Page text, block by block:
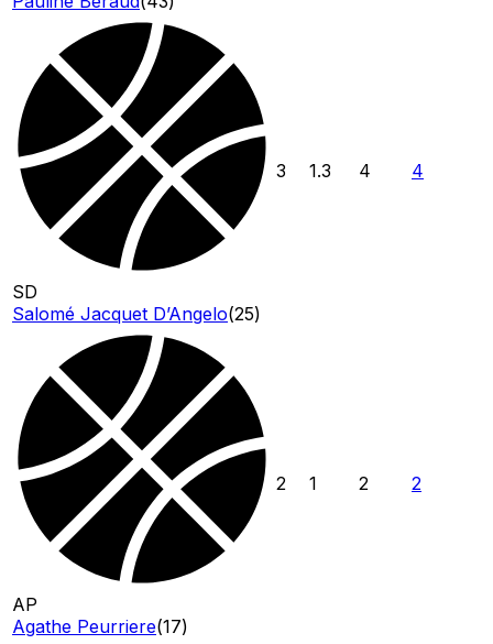
SD
Salomé Jacquet D’Angelo(25)
3 1.3 4 4
AP
Agathe Peurriere(17)
2 1 2 2